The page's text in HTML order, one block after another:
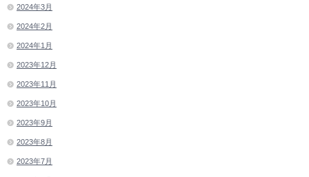
2024年3月
2024年2月
2024年1月
2023年12月
2023年11月
2023年10月
2023年9月
2023年8月
2023年7月